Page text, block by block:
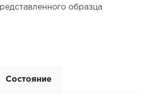
образца
Состояние